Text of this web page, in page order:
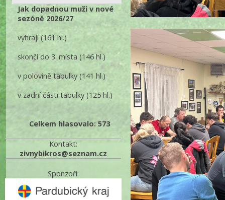
Jak dopadnou muži v nové
sezóně 2026/27
vyhrají(161 hl.)
skončí do 3. místa (146 hl.)
v polovině tabulky(141 hl.)
v zadní části tabulky (125 hl.)
Celkem hlasovalo: 573
Kontakt:
zivnybikros@seznam.cz
Sponzoři: